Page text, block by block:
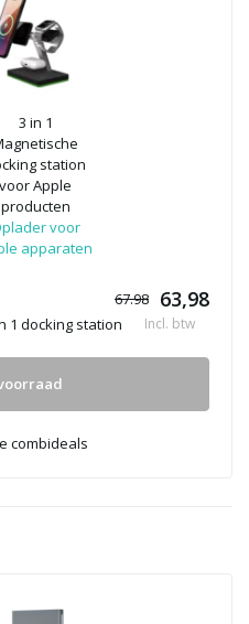
3 in 1
station
voor Apple
producten
voor
apparaten
67.98 63,98
1 docking station Incl. btw
combideals